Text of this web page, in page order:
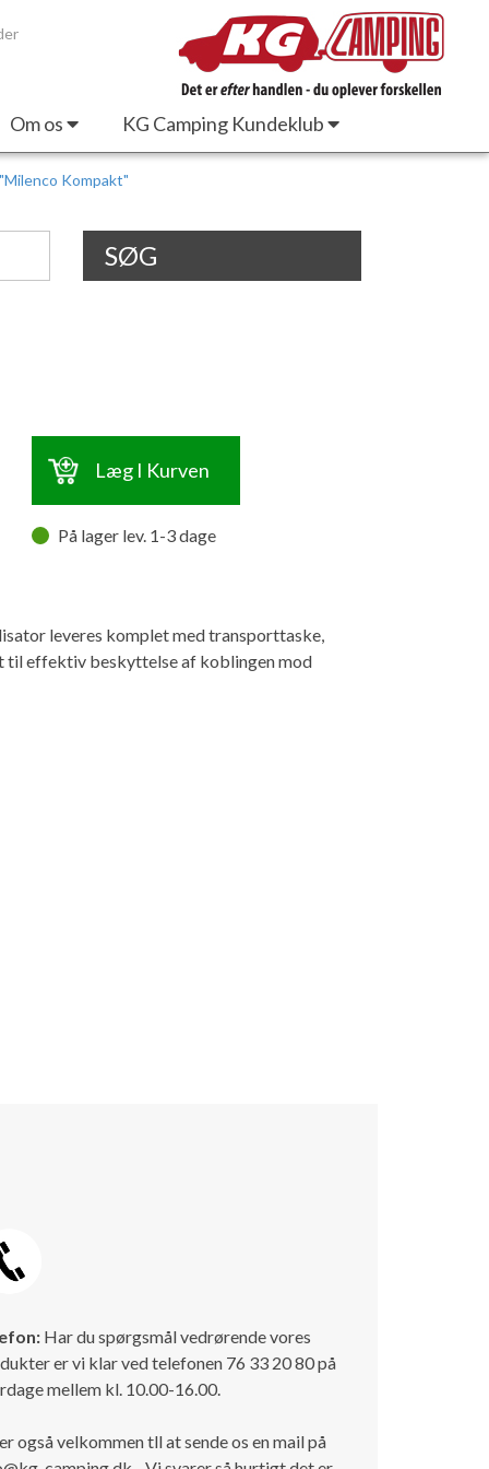
Om os KG Camping Kundeklub
Kompakt"
SØG
Læg I Kurven
På lager lev. 1-3 dage
leveres komplet med transporttaske,
til effektiv beskyttelse af koblingen mod
Har du spørgsmål vedrørende vores
er vi klar ved telefonen 76 33 20 80 på
mellem kl. 10.00-16.00.
også velkommen tll at sende os en mail på